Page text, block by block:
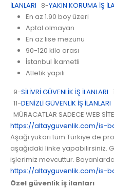
İLANLARI 8-YAKIN KORUMA İŞ
En az 1.90 boy üzeri
Aptal olmayan
En az lise mezunu
90-120 kilo arası
İstanbul İkametli
Atletik yapılı
9-SİLİVRİ GÜVENLİK İŞ İLANLARI
11-DENİZLİ GÜVENLİK İŞ İLANLARI
MÜRACATLAR SADECE WEB
https://altayguvenlik.com/is-
Aşağı yukarı tüm Türkiye de
aşağıdaki linke yapabilirsiniz.
işlerimiz mevcuttur.
https://altayguvenlik.com/is-
Özel güvenlik iş ilanları